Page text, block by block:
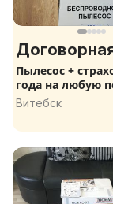
Пылесос +
года на любую
Витебск